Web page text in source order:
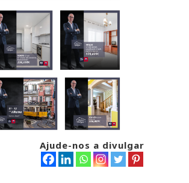
Ajude-nos a divulgar